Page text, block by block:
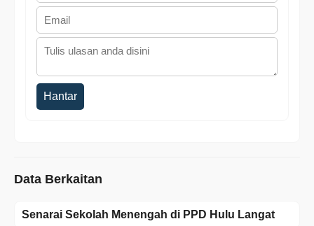
Hantar
Data Berkaitan
Senarai Sekolah Menengah di PPD Hulu Langat